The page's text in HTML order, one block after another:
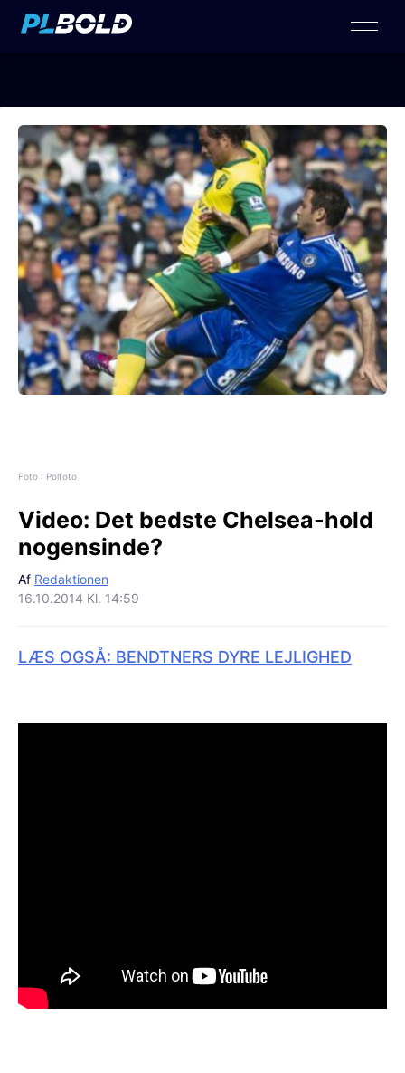
Foto : Polfoto
Video: Det bedste Chelsea-hold
nogensinde?
Af Redaktionen
16.10.2014 Kl. 14:59
LÆS OGSÅ: BENDTNERS DYRE LEJLIGHED